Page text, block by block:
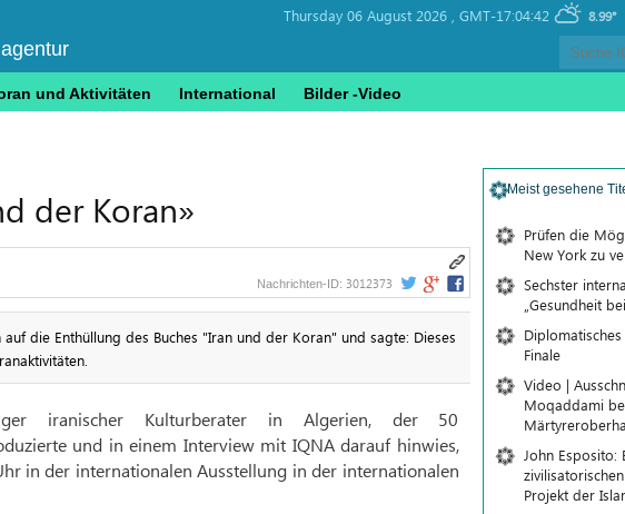
Thursday 06 August 2026 , GMT-17:04:42 8.99°
und Aktivitäten International Bilder -Video
der Koran»
Nachrichten-ID: 3012373
die Enthüllung des Buches "Iran und der Koran" und sagte: Dieses
iranischer Kulturberater in Algerien, der 50
und in einem Interview mit IQNA darauf hinwies,
in der internationalen Ausstellung in der internationalen
Meist gesehene
Prüfen die
New York zu
Sechster
„Gesundheit
Finale
Video |
Moqaddami
John Esposito:
Projekt der